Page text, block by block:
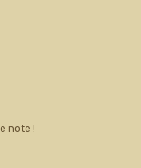
note !